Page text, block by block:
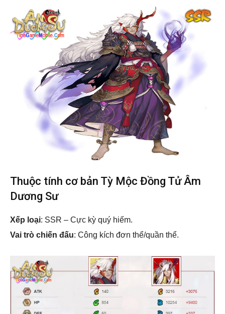
Thuộc tính cơ bản Tỳ Mộc Đồng Tử Âm
Dương Sư
Xếp loại: SSR – Cực kỳ quý hiếm.
Vai trò chiến đấu: Công kích đơn thể/quần thể.